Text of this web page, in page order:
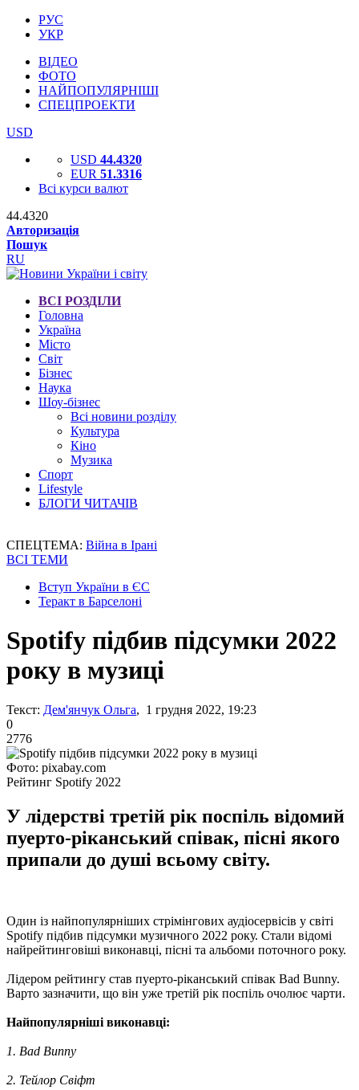
РУС
УКР
ВІДЕО
ФОТО
НАЙПОПУЛЯРНІШІ
СПЕЦПРОЕКТИ
USD
USD 44.4320
EUR 51.3316
Всі курси валют
44.4320
Авторизація
Пошук
RU
ВСІ РОЗДІЛИ
Головна
Україна
Місто
Світ
Бізнес
Наука
Шоу-бізнес
Всі новини розділу
Культура
Кіно
Музика
Спорт
Lifestyle
БЛОГИ ЧИТАЧІВ
СПЕЦТЕМА: Війна в Ірані
ВСІ ТЕМИ
Вступ України в ЄС
Теракт в Барселоні
Spotify підбив підсумки 2022
року в музиці
Текст: Дем'янчук Ольга, 1 грудня 2022, 19:23
0
2776
Фото: pixabay.com
Рейтинг Spotify 2022
У лідерстві третій рік поспіль відомий
пуерто-ріканський співак, пісні якого
припали до душі всьому світу.
Один із найпопулярніших стрімінгових аудіосервісів у світі
Spotify підбив підсумки музичного 2022 року. Стали відомі
найрейтинговіші виконавці, пісні та альбоми поточного року.
Лідером рейтингу став пуерто-ріканський співак Bad Bunny.
Варто зазначити, що він уже третій рік поспіль очолює чарти.
Найпопулярніші виконавці:
1. Bad Bunny
2. Тейлор Свіфт